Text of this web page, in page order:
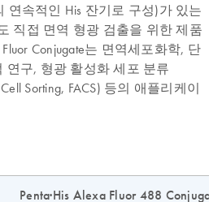
연속적인 His 잔기로 구성)가 있는
직접 면역 형광 검출을 위한 제품
Fluor Conjugate는 면역세포화학, 단
연구, 형광 활성화 세포 분류
Sorting, FACS) 등의 애플리케이
Penta·His Alexa Fluor 488 Conjugate